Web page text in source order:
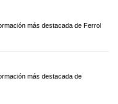
más destacada de Ferrol
más destacada de